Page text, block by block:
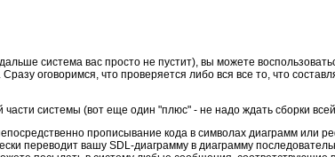
система вас просто не пустит), вы можете
оговоримся, что проверяется либо вся все то, что
системы (вот еще один "плюс" - не надо ждать сборки
прописывание кода в символах диаграмм или
переводит вашу SDL-диаграмму в диаграмму